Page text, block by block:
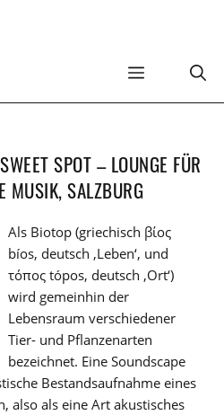
MENÜ
SPOT – LOUNGE FÜR
MUSIK, SALZBURG
Als Biotop (griechisch βίος
bíos, deutsch ‚Leben‘, und
τόπος tópos, deutsch ‚Ort‘)
wird gemeinhin der
Lebensraum verschiedener
Tier- und Pflanzenarten
bezeichnet. Eine Soundscape
Bestandsaufnahme eines
also als eine Art akustisches